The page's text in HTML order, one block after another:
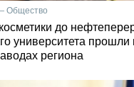
Общество
до
университета прошли
региона